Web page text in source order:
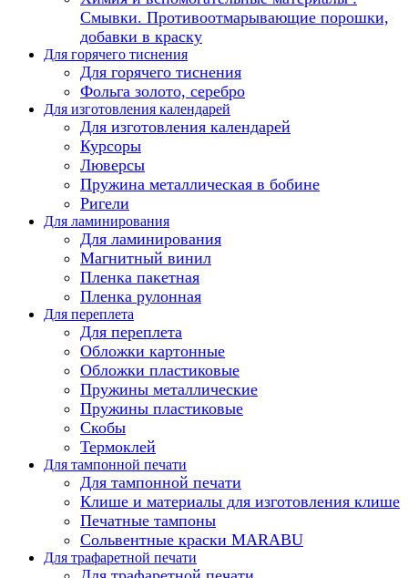
Смывки. Противоотмарывающие порошки,
добавки в краску
Для горячего тиснения
Для горячего тиснения
Фольга золото, серебро
Для изготовления календарей
Для изготовления календарей
Курсоры
Люверсы
Пружина металлическая в бобине
Ригели
Для ламинирования
Для ламинирования
Магнитный винил
Пленка пакетная
Пленка рулонная
Для переплета
Для переплета
Обложки картонные
Обложки пластиковые
Пружины металлические
Пружины пластиковые
Скобы
Термоклей
Для тампонной печати
Для тампонной печати
Клише и материалы для изготовления клише
Печатные тампоны
Сольвентные краски MARABU
Для трафаретной печати